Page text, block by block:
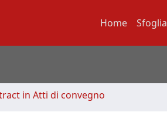
Home Sfoglia
in Atti di convegno